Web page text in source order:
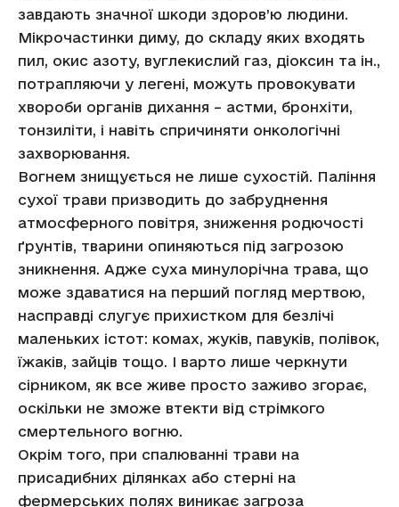
завдають значної шкоди здоров’ю людини.
Мікрочастинки диму, до складу яких входять
пил, окис азоту, вуглекислий газ, діоксин та ін.,
потрапляючи у легені, можуть провокувати
хвороби органів дихання – астми, бронхіти,
тонзиліти, і навіть спричиняти онкологічні
захворювання.
Вогнем знищується не лише сухостій. Паління
сухої трави призводить до забруднення
атмосферного повітря, зниження родючості
ґрунтів, тварини опиняються під загрозою
зникнення. Адже суха минулорічна трава, що
може здаватися на перший погляд мертвою,
насправді слугує прихистком для безлічі
маленьких істот: комах, жуків, павуків, полівок,
їжаків, зайців тощо. І варто лише черкнути
сірником, як все живе просто заживо згорає,
оскільки не зможе втекти від стрімкого
смертельного вогню.
Окрім того, при спалюванні трави на
присадибних ділянках або стерні на
фермерських полях виникає загроза